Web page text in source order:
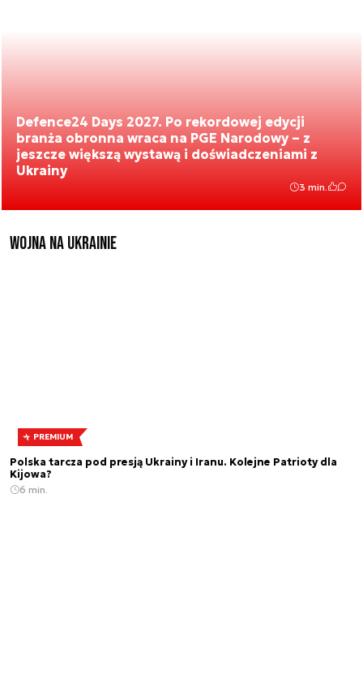
Defence24 Days 2027. Po rekordowej edycji
branża obronna wraca na PGE Narodowy – z
jeszcze większą wystawą i doświadczeniami z
Ukrainy
3 min.
Wojna na Ukrainie
PREMIUM
Polska tarcza pod presją Ukrainy i Iranu. Kolejne Patrioty dla
Kijowa?
6 min.